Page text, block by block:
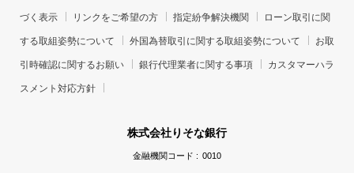
づく表示 リンクをご希望の方 指定紛争解決機関 ローン取引に関
する取組姿勢について 外国為替取引に関する取組姿勢について お取
引時確認に関するお願い 銀行代理業者に関する事項 カスタマーハラ
スメント対応方針
株式会社りそな銀行
金融機関コード : 0010